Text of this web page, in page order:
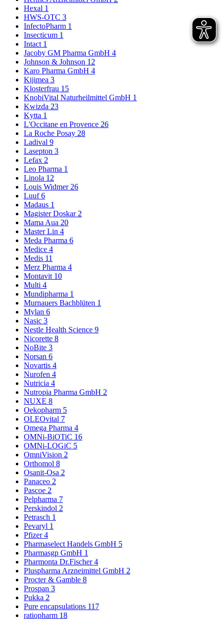
Hexal 1
HWS-OTC 3
InfectoPharm 1
Insecticum 1
Intact 1
Jacoby GM Pharma GmbH 4
Johnson & Johnson 12
Karo Pharma GmbH 4
Kijimea 3
Klosterfrau 15
KnobiVital Naturheilmittel GmbH 1
Kwizda 23
Kytta 1
L'Occitane en Provence 26
La Roche Posay 28
Ladival 9
Lasepton 3
Lefax 2
Leo Pharma 1
Linola 12
Louis Widmer 26
Luuf6
Madaus 1
Magister Doskar 2
Mama Aua 20
Master Lin 4
Meda Pharma 6
Medice 4
Medis 11
Merz Pharma 4
Montavit 10
Multi 4
Mundipharma 1
Murnauers Bachblüten 1
Mylan 6
Nasic 3
Nestle Health Science 9
Nicorette 8
NoBite 3
Norsan 6
Novartis 4
Nurofen 4
Nutricia 4
Nutropia Pharma GmbH 2
NUXE 8
Oekopharm 5
OLEOvital 7
Omega Pharma 4
OMNi-BiOTiC 16
OMNi-LOGiC 5
OmniVision 2
Orthomol 8
Osanit-Osa 2
Panaceo 2
Pascoe 2
Pelpharma 7
Perskindol 2
Petrasch 1
Pevaryl 1
Pfizer4
Pharmaselect Handels GmbH 5
Pharmasgp GmbH 1
Pharmonta Dr.Fischer4
Pluspharma Arzneimittel GmbH 2
Procter & Gamble 8
Prospan 3
Pukka 2
Pure encapsulations 117
ratiopharm 18